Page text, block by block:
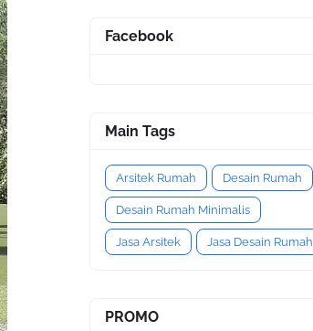
Facebook
Main Tags
Arsitek Rumah Desain Rumah
Desain Rumah Minimalis
Jasa Arsitek Jasa Desain Rumah
PROMO